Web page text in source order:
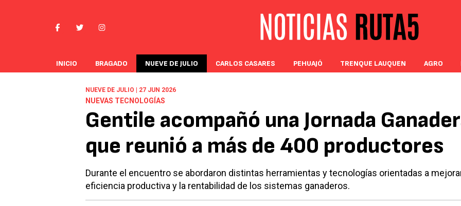
INICIO BRAGADO NUEVE DE JULIO CARLOS CASARES PEHUAJÓ TRENQUE LAUQUEN AGRO
NUEVE DE JULIO | 27 JUN 2026
NUEVAS TECNOLOGÍAS
Gentile acompañó una Jornada
que reunió a más de 400 productores
Durante el encuentro se abordaron distintas herramientas y tecnologías orientadas a
eficiencia productiva y la rentabilidad de los sistemas ganaderos.